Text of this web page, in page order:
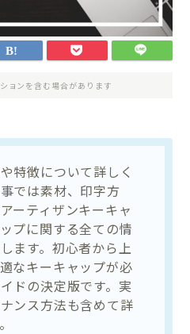
ョンを含む場合があります
特徴について詳しく
では素材、印字方
ーティザンキーキャ
プに関する全ての情
ます。初心者から上
なキーキャップが必
ドの決定版です。実
ンス方法も含めて詳